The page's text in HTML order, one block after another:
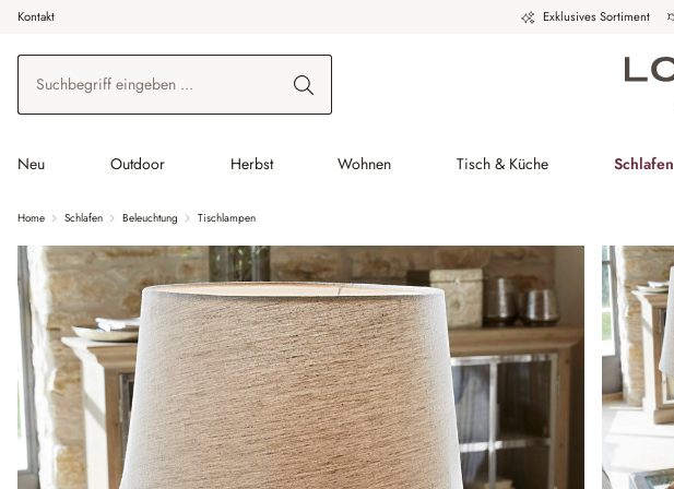
Hauptinhalt springen
Zur Suche springen
Zur Hauptnavigation springen
Kontakt Exklusives Sortiment
Neu Outdoor Herbst Wohnen Tisch & Küche Schlafen
Home Schlafen Beleuchtung Tischlampen